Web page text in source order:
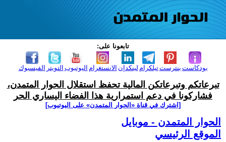
تابعونا على:
الفيسبوك التويتر اليوتيوب الانستغرام لينكدإن تيلكرامبنترست بودكاست
تبرعاتكم وتبرعاتكن المالية تحفظ استقلال الحوار المتمدن،
فشاركونا في دعم استمرارية هذا الفضاء اليساري الحر
[اشترك في قناة ‫«الحوار المتمدن» على اليوتيوب]
الحوار المتمدن - موبايل
الموقع الرئيسي